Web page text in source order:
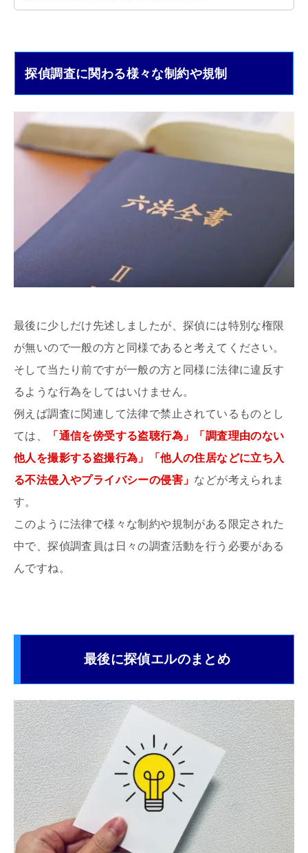
探偵調査に関わる様々な制約や規制
最後に少しだけ先述しましたが、探偵には特別な権限
が無いので一般の方と同様であると考えてください。
そして当たり前ですが一般の方と同様に法律に違反す
るような行為をしてはいけません。
例えば調査に関連して法律で禁止されているものとし
ては、
「通信を傍受する盗聴行為」「調査理由のない
他人を撮影する盗撮行為」「他人の住居などに立ち入
る不法侵入やプライバシーの侵害」 などが考えられま
す。
このように法律で様々な制約や規制がある限定された
中で、探偵調査員は日々の調査活動を行う必要がある
んですね。
最後に探偵エルのまとめ